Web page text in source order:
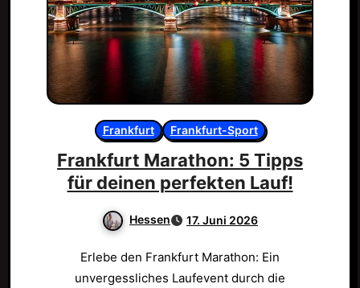
Frankfurt Frankfurt-Sport
Frankfurt Marathon: 5 Tipps
für deinen perfekten Lauf!
Hessen 17. Juni 2026
Erlebe den Frankfurt Marathon: Ein
unvergessliches Laufevent durch die